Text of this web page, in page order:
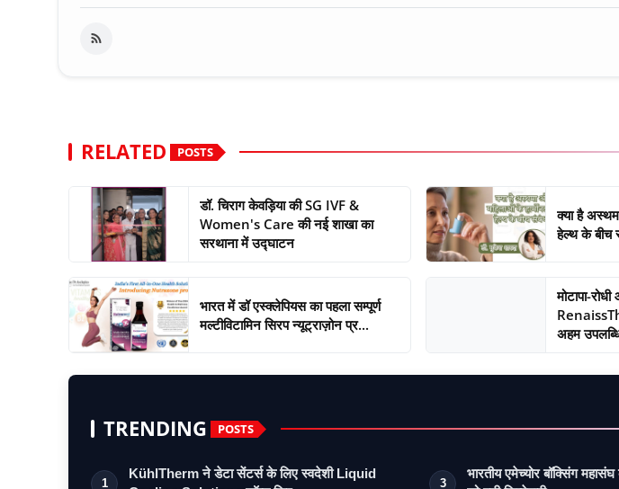
RELATED POSTS
डॉ. चिराग केवड़िया की SG IVF &
Women's Care की नई शाखा का
सरथाना में उद्घाटन
क्या है
हेल्थ के बीच
भारत में डॉ एस्क्लेपियस का पहला सम्पूर्ण
मल्टीविटामिन सिरप न्यूट्राज़ोन प्र...
मोटापा-
अहम
TRENDING POSTS
1
KühlTherm ने डेटा सेंटर्स के लिए स्वदेशी Liquid
3
भारतीय एमेच्योर बॉक्सिंग